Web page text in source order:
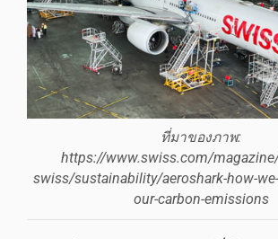
ที่มาของภาพ:
https://www.swiss.com/
swiss/sustainability/aeroshark-how-
our-carbon-emissions